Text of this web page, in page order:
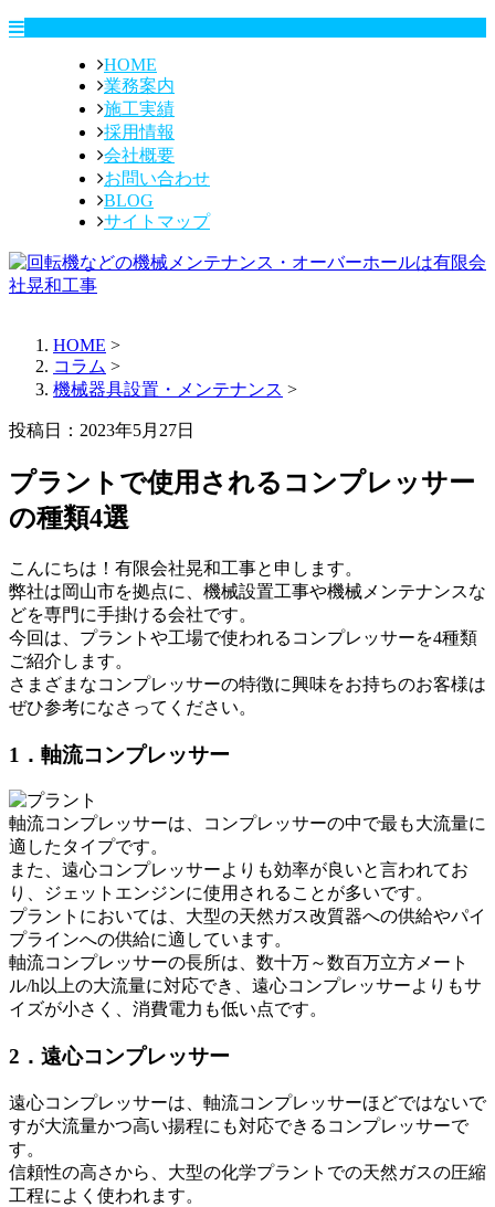
HOME
業務案内
施工実績
採用情報
会社概要
お問い合わせ
BLOG
サイトマップ
HOME >
コラム >
機械器具設置・メンテナンス >
投稿日：2023年5月27日
プラントで使用されるコンプレッサー
の種類4選
こんにちは！有限会社晃和工事と申します。
弊社は岡山市を拠点に、機械設置工事や機械メンテナンスな
どを専門に手掛ける会社です。
今回は、プラントや工場で使われるコンプレッサーを4種類
ご紹介します。
さまざまなコンプレッサーの特徴に興味をお持ちのお客様は
ぜひ参考になさってください。
1．軸流コンプレッサー
軸流コンプレッサーは、コンプレッサーの中で最も大流量に
適したタイプです。
また、遠心コンプレッサーよりも効率が良いと言われてお
り、ジェットエンジンに使用されることが多いです。
プラントにおいては、大型の天然ガス改質器への供給やパイ
プラインへの供給に適しています。
軸流コンプレッサーの長所は、数十万～数百万立方メート
ル/h以上の大流量に対応でき、遠心コンプレッサーよりもサ
イズが小さく、消費電力も低い点です。
2．遠心コンプレッサー
遠心コンプレッサーは、軸流コンプレッサーほどではないで
すが大流量かつ高い揚程にも対応できるコンプレッサーで
す。
信頼性の高さから、大型の化学プラントでの天然ガスの圧縮
工程によく使われます。